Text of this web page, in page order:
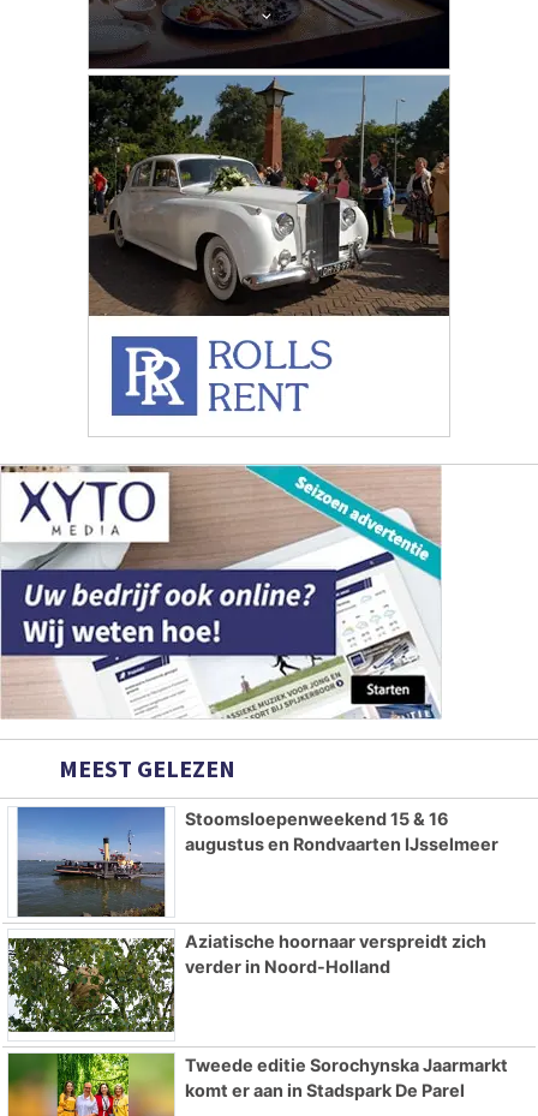
MEEST GELEZEN
Stoomsloepenweekend 15 & 16
augustus en Rondvaarten IJsselmeer
Aziatische hoornaar verspreidt zich
verder in Noord-Holland
Tweede editie Sorochynska Jaarmarkt
komt er aan in Stadspark De Parel